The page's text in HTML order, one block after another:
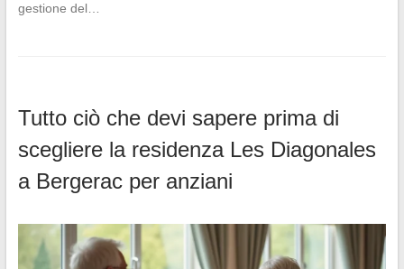
gestione del…
Tutto ciò che devi sapere prima di
scegliere la residenza Les Diagonales
a Bergerac per anziani